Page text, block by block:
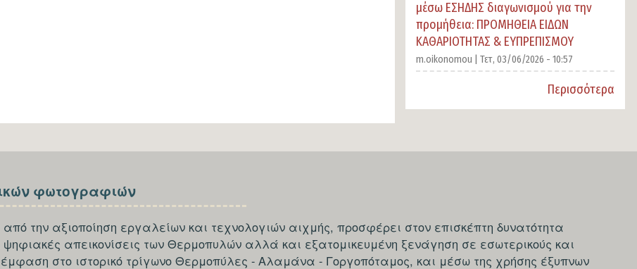
μέσω ΕΣΗΔΗΣ διαγωνισμού για την
προμήθεια: ΠΡΟΜΗΘΕΙΑ ΕΙΔΩΝ
ΚΑΘΑΡΙΟΤΗΤΑΣ & ΕΥΠΡΕΠΙΣΜΟΥ
m.oikonomou | Τετ, 03/06/2026 - 10:57
Περισσότερα
φωτογραφιών
την αξιοποίηση εργαλείων και τεχνολογιών αιχμής, προσφέρει στον επισκέπτη δυνατότητα
ψηφιακές απεικονίσεις των Θερμοπυλών αλλά και εξατομικευμένη ξενάγηση σε εσωτερικούς και
στο ιστορικό τρίγωνο Θερμοπύλες - Αλαμάνα - Γοργοπόταμος, και μέσω της χρήσης έξυπνων